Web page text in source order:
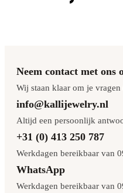
Neem contact met ons
Wij staan klaar om je vragen
info@kallijewelry.nl
Altijd een persoonlijk
+31 (0) 413 250 787
Werkdagen bereikbaar van
WhatsApp
Werkdagen bereikbaar van